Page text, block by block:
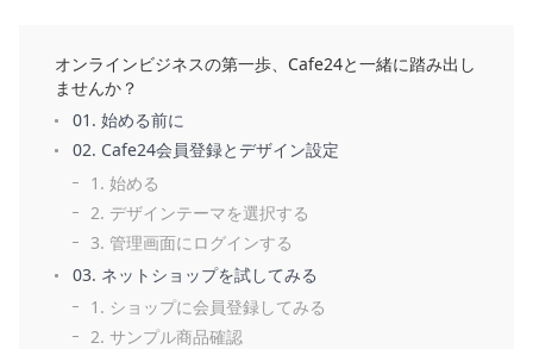
オンラインビジネスの第一歩、Cafe24と一緒に踏み出し
ませんか？
01. 始める前に
02. Cafe24会員登録とデザイン設定
1. 始める
2. デザインテーマを選択する
3. 管理画面にログインする
03. ネットショップを試してみる
1. ショップに会員登録してみる
2. サンプル商品確認